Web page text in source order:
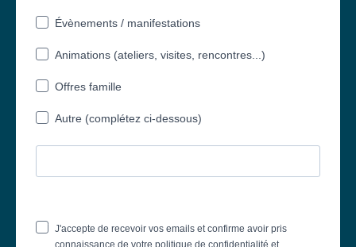
Évènements / manifestations
Animations (ateliers, visites, rencontres...)
Offres famille
Autre (complétez ci-dessous)
J'accepte de recevoir vos emails et confirme avoir pris
connaissance de votre politique de confidentialité et